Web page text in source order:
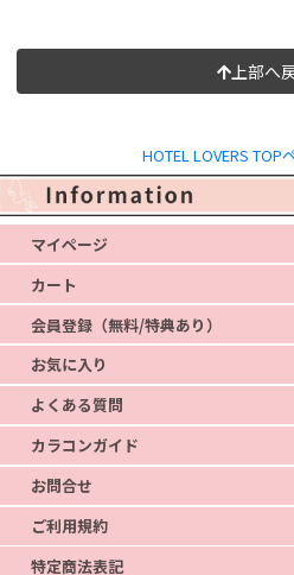
上部へ
HOTEL LOVERS
マイページ
カート
会員登録（無料/特典あり）
お気に入り
よくある質問
カラコンガイド
お問合せ
ご利用規約
特定商法表記